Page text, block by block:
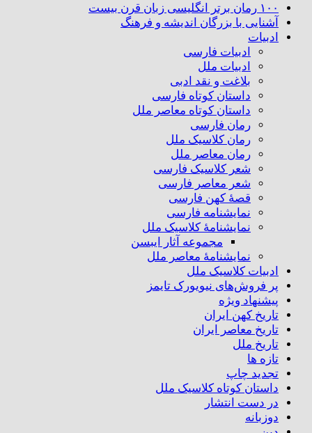
۱۰۰ رمان برتر انگلیسی زبان قرن بیست
آشنایی با بزرگان اندیشه و فرهنگ
ادبیات
ادبیات فارسی
ادبیات ملل
بلاغت و نقد ادبی
داستان کوتاه فارسی
داستان کوتاه معاصر ملل
رمان فارسی
رمان کلاسیک ملل
رمان معاصر ملل
شعر کلاسیک فارسی
شعر معاصر فارسی
قصهٔ کهن فارسی
نمایشنامه فارسی
نمایشنامهٔ کلاسیک ملل
مجموعه آثار ایبسن
نمایشنامهٔ معاصر ملل
ادبیات کلاسیک ملل
پر فروش‌های نیویورک تایمز
پیشنهاد ویژه
تاریخ کهن ایران
تاریخ معاصر ایران
تاریخ ملل
تازه ها
تجدید چاپ
داستان کوتاه کلاسیک ملل
در دست انتشار
دوزبانه